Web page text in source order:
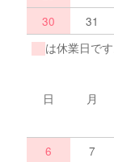
30
31
は休業日です
日 月
6
7